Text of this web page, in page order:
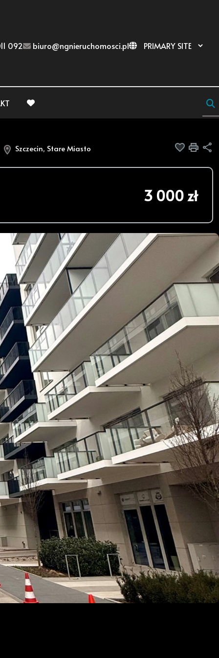
092 biuro@ngnieruchomosci.pl
favorite
Szczecin, Stare Miasto Dodaj
3 000 zł